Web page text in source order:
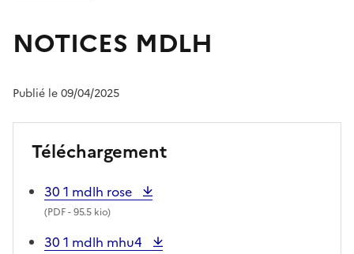
NOTICES MDLH
Publié le 09/04/2025
Téléchargement
30 1 mdlh rose
(PDF- 95.5 kio)
30 1 mdlh mhu4